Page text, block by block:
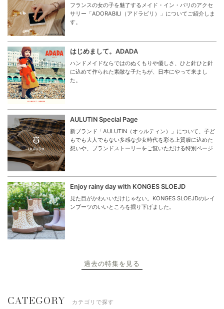
フランスの女の子を魅了するメイド・イン・パリのアクセ
サリー「ADORABILI（アドラビリ）」についてご紹介しま
す。
はじめまして。ADADA
ハンドメイドならではのぬくもりや優しさ、ひと針ひと針
に込めて作られた素敵な子たちが、日本にやって来まし
た。
AULUTIN Special Page
新ブランド「AULUTIN（オゥルティン）」について、子ど
もでも大人でもない多感な少女時代を彩る上質服に込めた
想いや、ブランドストーリーをご覧いただける特別ページ
Enjoy rainy day with KONGES SLOEJD
見た目がかわいいだけじゃない。KONGES SLOEJDのレイ
ンブーツのいいところを掘り下げました。
過去の特集を見る
CATEGORY カテゴリで探す